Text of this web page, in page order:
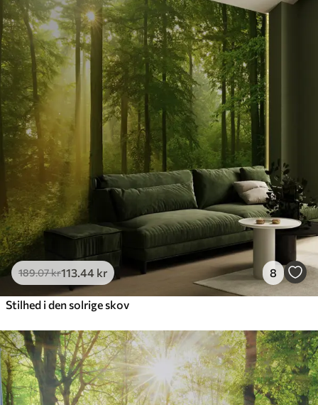
189.07kr113 .44 kr 8
Stilhed i den solrige skov